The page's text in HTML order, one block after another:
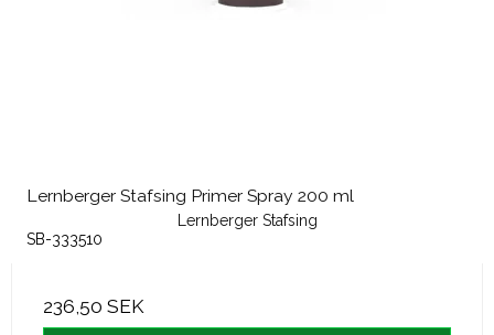
Lernberger Stafsing Primer Spray 200 ml
Lernberger Stafsing
SB-333510
236,50 SEK